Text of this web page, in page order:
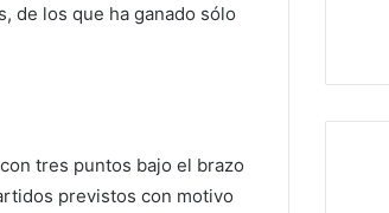
de los que ha ganado sólo
tres puntos bajo el brazo
previstos con motivo